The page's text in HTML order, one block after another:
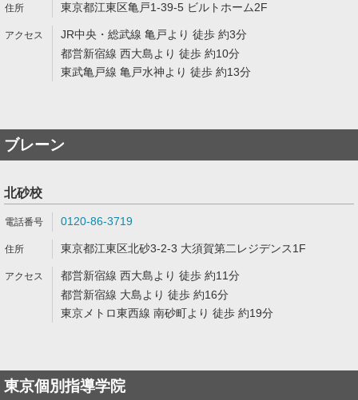
東京都江東区亀戸1-39-5 ビルトホーム2F
JR中央・総武線 亀戸より 徒歩 約3分
都営新宿線 西大島より 徒歩 約10分
東武亀戸線 亀戸水神より 徒歩 約13分
ブレーン
北砂校
0120-86-3719
東京都江東区北砂3-2-3 大須賀第二レジデンス1F
都営新宿線 西大島より 徒歩 約11分
都営新宿線 大島より 徒歩 約16分
東京メトロ東西線 南砂町より 徒歩 約19分
東京個別指導学院